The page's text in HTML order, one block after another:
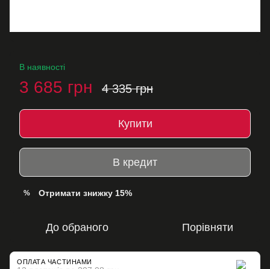
В наявності
3 685 грн 4 335 грн
Купити
В кредит
% Отримати знижку 15%
До обраного Порівняти
ОПЛАТА ЧАСТИНАМИ